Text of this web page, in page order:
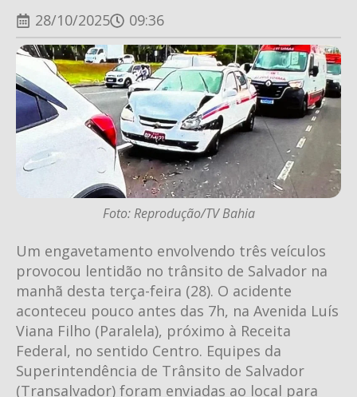
28/10/2025 09:36
Foto: Reprodução/TV Bahia
Um engavetamento envolvendo três veículos
provocou lentidão no trânsito de Salvador na
manhã desta terça-feira (28). O acidente
aconteceu pouco antes das 7h, na Avenida Luís
Viana Filho (Paralela), próximo à Receita
Federal, no sentido Centro. Equipes da
Superintendência de Trânsito de Salvador
(Transalvador) foram enviadas ao local para